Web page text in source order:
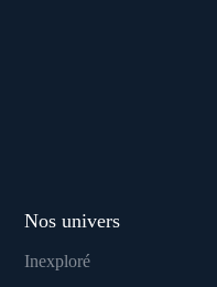
Nos univers
Inexploré